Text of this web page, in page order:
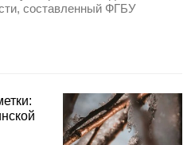
составленный ФГБУ